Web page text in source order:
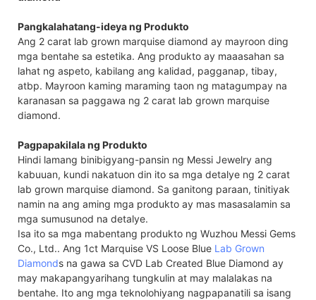
Pangkalahatang-ideya ng Produkto
Ang 2 carat lab grown marquise diamond ay mayroon ding
mga bentahe sa estetika. Ang produkto ay maaasahan sa
lahat ng aspeto, kabilang ang kalidad, pagganap, tibay,
atbp. Mayroon kaming maraming taon ng matagumpay na
karanasan sa paggawa ng 2 carat lab grown marquise
diamond.
Pagpapakilala ng Produkto
Hindi lamang binibigyang-pansin ng Messi Jewelry ang
kabuuan, kundi nakatuon din ito sa mga detalye ng 2 carat
lab grown marquise diamond. Sa ganitong paraan, tinitiyak
namin na ang aming mga produkto ay mas masasalamin sa
mga sumusunod na detalye.
Isa ito sa mga mabentang produkto ng Wuzhou Messi Gems
Co., Ltd.. Ang 1ct Marquise VS Loose Blue Lab Grown
Diamonds na gawa sa CVD Lab Created Blue Diamond ay
may makapangyarihang tungkulin at may malalakas na
bentahe. Ito ang mga teknolohiyang nagpapanatili sa isang